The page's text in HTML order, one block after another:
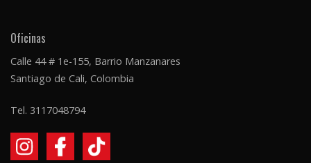
Oficinas
Calle 44 # 1e-155, Barrio Manzanares
Santiago de Cali, Colombia
Tel. 3117048794